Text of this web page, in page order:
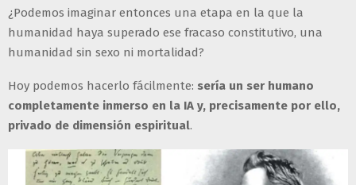
¿Podemos imaginar entonces una etapa en la que la
humanidad haya superado ese fracaso constitutivo, una
humanidad sin sexo ni mortalidad?
Hoy podemos hacerlo fácilmente: sería un ser humano
completamente inmerso en la IA y, precisamente por ello,
privado de dimensión espiritual.